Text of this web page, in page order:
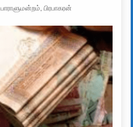
பாராளுமன்றம் பிரபாகரன்